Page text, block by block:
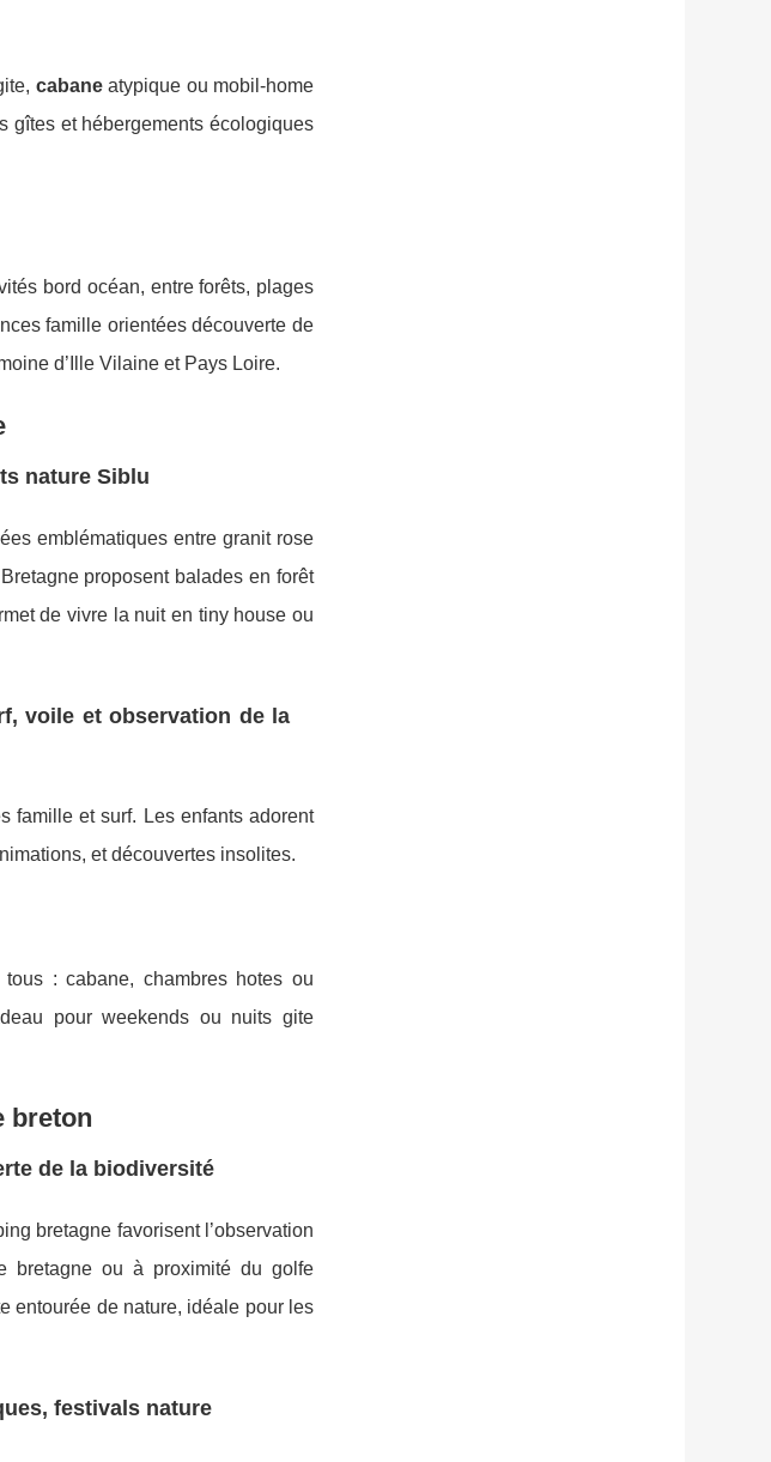
cabaneatypique ou mobil-home
gîtes et hébergements écologiques
bord océan, entre forêts, plages
famille orientées découverte de
d’Ille Vilaine et Pays Loire.
nature Siblu
emblématiques entre granit rose
proposent balades en forêt
de vivre la nuit en tiny house ou
voile et observation de la
famille et surf. Les enfants adorent
et découvertes insolites.
: cabane, chambres hotes ou
pour weekends ou nuits gite
breton
de la biodiversité
bretagne favorisent l’observation
bretagne ou à proximité du golfe
entourée de nature, idéale pour les
festivals nature